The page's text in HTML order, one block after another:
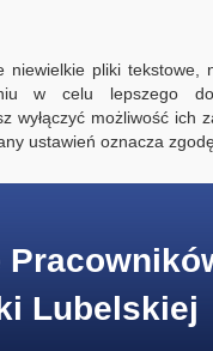
niewielkie pliki tekstowe,
w celu lepszego
wyłączyć możliwość ich
ustawień oznacza
Lubelskiej